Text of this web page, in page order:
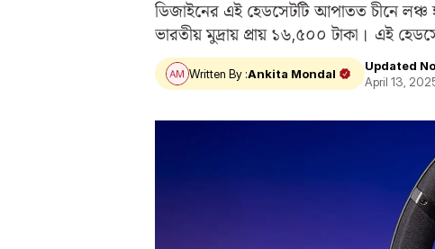
ডিজাইনের এই হেডসেটটি আপাতত চীনে লঞ্চ
ভারতীয় মুদ্রায় প্রায় ১৬,৫০০ টাকা। এই
Written By :Ankita Mondal
Updated
April 13,